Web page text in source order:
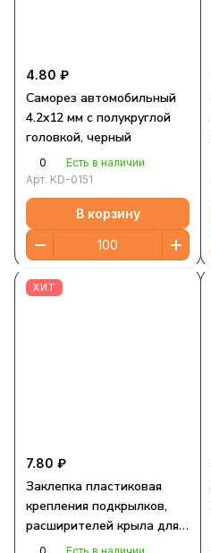
4.80 ₽
Саморез автомобильный
4.2x12 мм с полукруглой
головкой, черный
0
Есть в наличии
Арт. KD-0151
В корзину
ХИТ
7.80 ₽
Заклепка пластиковая
крепления подкрылков,
расширителей крыла для
Ford, GM, Chrysler, Dodge,
0